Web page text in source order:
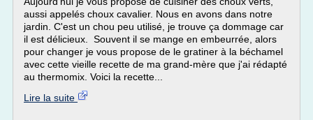
aussi appelés choux cavalier. Nous en avons dans notre
jardin. C'est un chou peu utilisé, je trouve ça dommage car
il est délicieux. Souvent il se mange en embeurrée, alors
pour changer je vous propose de le gratiner à la béchamel
avec cette vieille recette de ma grand-mère que j'ai rédapté
au thermomix. Voici la recette...
Lire la suite